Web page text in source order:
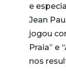
e
Jean
jogou
Praia” e
nos